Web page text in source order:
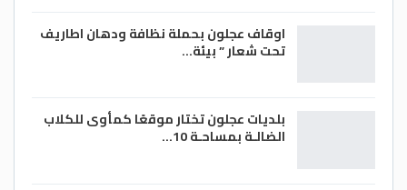
اوقاف عجلون بحملة نظافة ودهان اطاريف
تحت شعار ” بيئة…
بلديات عجلون تختار موقعًا كمأوى للكلاب
الضالـة بمساحـة 10…